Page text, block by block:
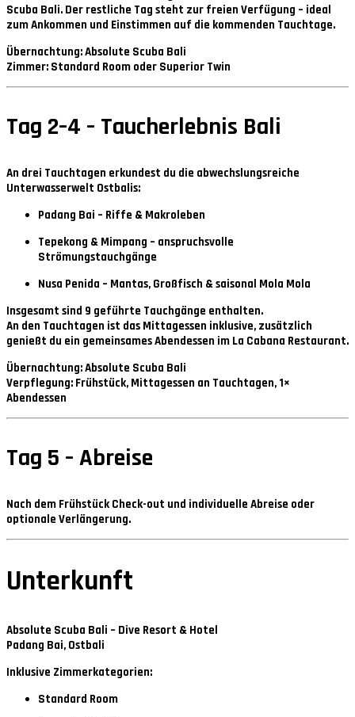
Scuba Bali. Der restliche Tag steht zur freien Verfügung – ideal
zum Ankommen und Einstimmen auf die kommenden Tauchtage.
Übernachtung:Absolute Scuba Bali
Zimmer: Standard Room oder Superior Twin
Tag 2–4 – Taucherlebnis Bali
An drei Tauchtagen erkundest du die abwechslungsreiche
Unterwasserwelt Ostbalis:
Padang Bai – Riffe & Makroleben
Tepekong & Mimpang – anspruchsvolle
Strömungstauchgänge
Nusa Penida – Mantas, Großfisch & saisonal Mola Mola
Insgesamt sind 9 geführte Tauchgänge enthalten.
An den Tauchtagen ist das Mittagessen inklusive, zusätzlich
genießt du ein gemeinsamesAbendessen im La Cabana Restaurant.
Übernachtung:Absolute Scuba Bali
Verpflegung: Frühstück, Mittagessen an Tauchtagen, 1×
Abendessen
Tag 5 – Abreise
Nach dem Frühstück Check-out und individuelle Abreise oder
optionale Verlängerung.
Unterkunft
Absolute Scuba Bali – Dive Resort & Hotel
Padang Bai, Ostbali
Inklusive Zimmerkategorien:
Standard Room